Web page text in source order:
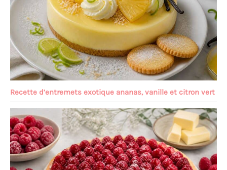
Recette d’entremets exotique ananas, vanille et citron vert